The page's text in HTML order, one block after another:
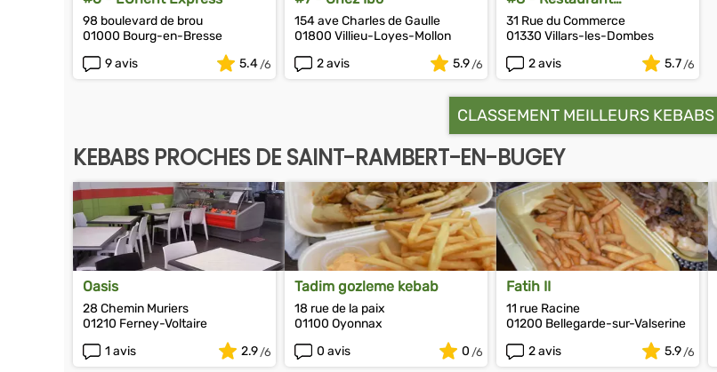
98 boulevard de brou
01000 Bourg-en-Bresse
9 avis
5.4
154 ave Charles de Gaulle
01800 Villieu-Loyes-Mollon
2 avis
5.9
Cappadoce
31 Rue du Commerce
01330 Villars-les-Dombes
2 avis
5.7
CLASSEMENT MEILLEURS KEBABS
KEBABS PROCHES DE SAINT-RAMBERT-EN-BUGEY
Oasis
28 Chemin Muriers
01210 Ferney-Voltaire
1 avis
2.9
Tadim gozleme kebab
18 rue de la paix
01100 Oyonnax
0 avis
0
Fatih II
11 rue Racine
01200 Bellegarde-sur-Valserine
2 avis
5.9